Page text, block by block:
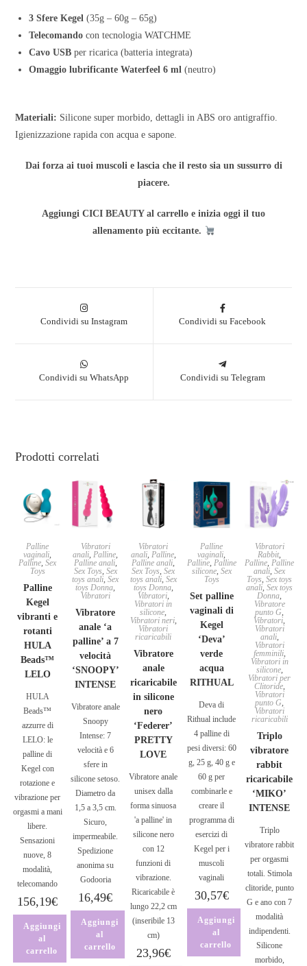
3 Sfere Kegel (35g – 60g – 65g)
Telecomando con tecnologia WATCHME
Cavo USB per ricarica (batteria integrata)
Omaggio lubrificante Waterfeel 6 ml (neutro)
Materiali: Silicone super morbido, dettagli in ABS oro antigraffio.
Igienizzazione rapida con acqua e sapone.
Dai forza ai tuoi muscoli e lascia che il resto sia un sussurro di
piacere.
Aggiungi CICI BEAUTY al carrello e inizia oggi il tuo
allenamento più eccitante.
Condividi su Instagram Condividi su Facebook
Condividi su WhatsApp Condividi su Telegram
Prodotti correlati
Palline
vaginali,
Palline,Sex
Toys
Palline
Kegel
vibranti e
rotanti
HULA
Beads™
LELO
HULA
Beads™
azzurre di
LELO: le
palline di
Kegel con
rotazione e
vibrazione per
orgasmi a mani
libere.
Sensazioni
nuove, 8
modalità,
telecomando
156,19€
Aggiungi
al
carrello
Vibratori
anali,Palline,
Palline anali,
Sex Toys, Sex
toys anali,Sex
toys Donna,
Vibratori
Vibratore
anale ‘a
palline’ a 7
velocità
‘SNOOPY’
INTENSE
Vibratore anale
Snoopy
Intense: 7
velocità e 6
sfere in
silicone setoso.
Diametro da
1,5 a 3,5 cm.
Sicuro,
impermeabile.
Spedizione
anonima su
Godooria
16,49€
Aggiungi
al
carrello
Vibratori
anali, Palline,
Palline anali,
Sex Toys,Sex
toys anali, Sex
toys Donna,
Vibratori,
Vibratori in
silicone,
Vibratori neri,
Vibratori
ricaricabili
Vibratore
anale
ricaricabile
in silicone
nero
‘Federer’
PRETTY
LOVE
Vibratore anale
unisex dalla
forma sinuosa
'a palline' in
silicone nero
con 12
funzioni di
vibrazione.
Ricaricabile è
lungo 22,2 cm
(inseribile 13
cm)
23,96€
Palline
vaginali,
Palline, Palline
silicone, Sex
Toys
Set palline
vaginali di
Kegel
‘Deva’
verde
acqua
RITHUAL
Deva di
Rithual include
4 palline di
pesi diversi: 60
g, 25 g, 40 g e
60 g per
combinarle e
creare il
programma di
esercizi di
Kegel per i
muscoli
vaginali
30,57€
Aggiungi
al
carrello
Vibratori
Rabbit,
Palline,Palline
anali,Sex
Toys,Sex toys
anali,Sex toys
Donna,
Vibratore
punto G,
Vibratori,
Vibratori
anali,
Vibratori
femminili,
Vibratori in
silicone,
Vibratori per
Clitoride,
Vibratori
punto G,
Vibratori
ricaricabili
Triplo
vibratore
rabbit
ricaricabile
‘MIKO’
INTENSE
Triplo
vibratore rabbit
per orgasmi
totali. Stimola
clitoride, punto
G e ano con 7
modalità
indipendenti.
Silicone
morbido,